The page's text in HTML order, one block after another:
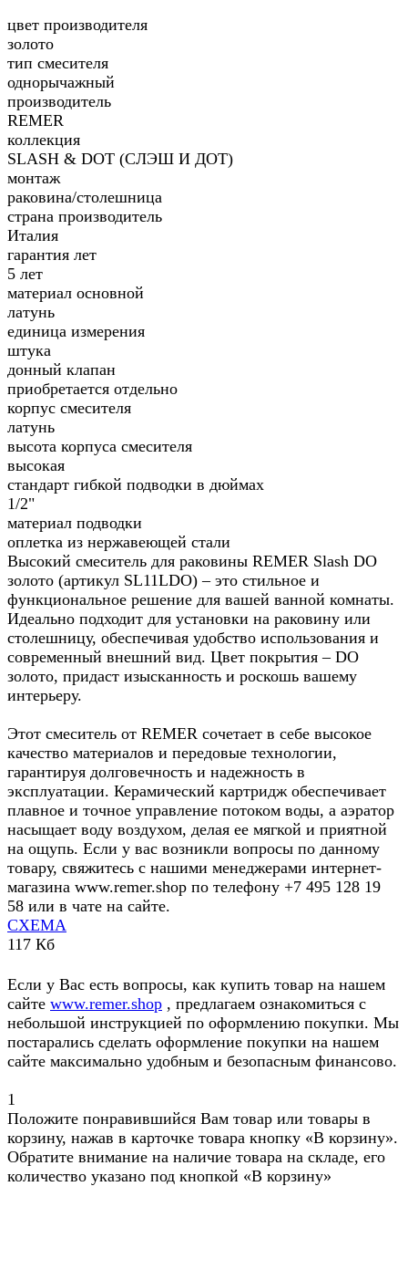
цвет производителя
золото
тип смесителя
однорычажный
производитель
REMER
коллекция
SLASH & DOT (СЛЭШ И ДОТ)
монтаж
раковина/столешница
страна производитель
Италия
гарантия лет
5 лет
материал основной
латунь
единица измерения
штука
донный клапан
приобретается отдельно
корпус смесителя
латунь
высота корпуса смесителя
высокая
стандарт гибкой подводки в дюймах
1/2"
материал подводки
оплетка из нержавеющей стали
Высокий смеситель для раковины REMER Slash DO
золото (артикул SL11LDO) – это стильное и
функциональное решение для вашей ванной комнаты.
Идеально подходит для установки на раковину или
столешницу, обеспечивая удобство использования и
современный внешний вид. Цвет покрытия – DO
золото, придаст изысканность и роскошь вашему
интерьеру.
Этот смеситель от REMER сочетает в себе высокое
качество материалов и передовые технологии,
гарантируя долговечность и надежность в
эксплуатации. Керамический картридж обеспечивает
плавное и точное управление потоком воды, а аэратор
насыщает воду воздухом, делая ее мягкой и приятной
на ощупь. Если у вас возникли вопросы по данному
товару, свяжитесь с нашими менеджерами интернет-
магазина www.remer.shop по телефону +7 495 128 19
58 или в чате на сайте.
СХЕМА
117 Кб
Если у Вас есть вопросы, как купить товар на нашем
сайте www.remer.shop , предлагаем ознакомиться с
небольшой инструкцией по оформлению покупки. Мы
постарались сделать оформление покупки на нашем
сайте максимально удобным и безопасным финансово.
1
Положите понравившийся Вам товар или товары в
корзину, нажав в карточке товара кнопку «В корзину».
Обратите внимание на наличие товара на складе, его
количество указано под кнопкой «В корзину»